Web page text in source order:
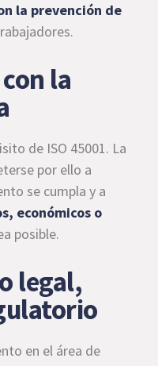
la prevención de
la
de ISO 45001. La
por ello a
se cumpla y a
económicos o
posible.
legal,
en el área de